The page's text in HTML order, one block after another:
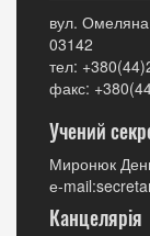
вул. Омеляна
03142
тел:
факс:
Учений
Миронюк
е-
Канцелярія